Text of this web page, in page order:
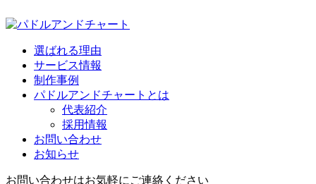
選ばれる理由
サービス情報
制作事例
パドルアンドチャートとは
代表紹介
採用情報
お問い合わせ
お知らせ
お問い合わせはお気軽にご連絡ください